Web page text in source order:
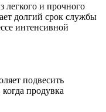
легкого и прочного
долгий срок службы
интенсивной
подвесить
продувка